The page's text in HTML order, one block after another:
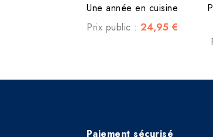
Une année en cuisine
Prix public : 24,95 €
Paiement sécurisé